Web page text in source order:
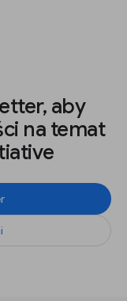
aby
na temat